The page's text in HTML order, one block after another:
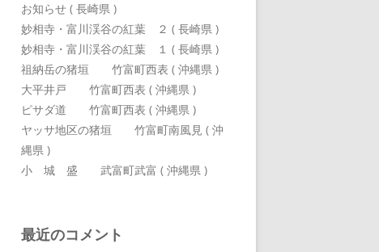
お知らせ ( 長崎県 )
妙相寺・富川渓谷の紅葉 ２ ( 長崎県 )
妙相寺・富川渓谷の紅葉 １ ( 長崎県 )
祖納岳の猪垣 竹富町西表 ( 沖縄県 )
大平井戸 竹富町西表 ( 沖縄県 )
ピサダ道 竹富町西表 ( 沖縄県 )
ヤッサ地区の猪垣 竹富町南風見 ( 沖
縄県 )
小 城 盛 武富町武富 ( 沖縄県 )
最近のコメント